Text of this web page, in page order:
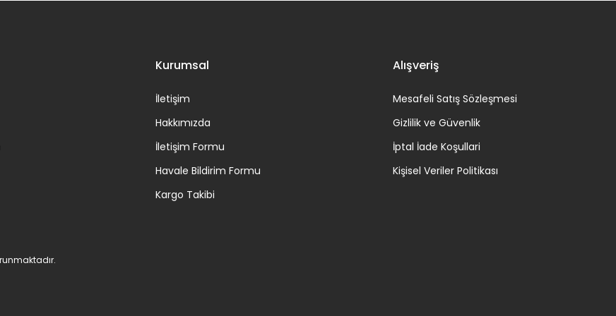
Kurumsal
İletişim
Hakkımızda
İletişim Formu
Havale Bildirim Formu
Kargo Takibi
Alışveriş
Mesafeli Satış Sözleşmesi
Gizlilik ve Güvenlik
İptal İade Koşullari
Kişisel Veriler Politikası